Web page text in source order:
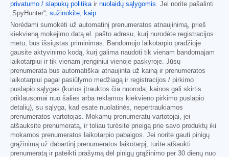
privatumo / slapukų politikair nuolaidų sąlygomis. Jei norite pašalinti
„SpyHunter“, sužinokite, kaip.
Norėdami sumokėti už automatinį prenumeratos atnaujinimą, prieš
kiekvieną mokėjimo datą el. pašto adresu, kurį nurodėte registracijos
metu, bus išsiųstas priminimas. Bandomojo laikotarpio pradžioje
gausite aktyvinimo kodą, kurį galima naudoti tik vienam bandomajam
laikotarpiui ir tik vienam įrenginiui vienoje paskyroje. Jūsų
prenumerata bus automatiškai atnaujinta už kainą ir prenumeratos
laikotarpiui pagal pasiūlymo medžiagą ir registracijos / pirkimo
puslapio sąlygas (kurios įtrauktos čia nuoroda; kainos gali skirtis
priklausomai nuo šalies arba reklamos kiekvieno pirkimo puslapio
detalių), su sąlyga, kad esate nuolatinės, nepertraukiamos
prenumeratos vartotojas. Mokamų prenumeratų vartotojai, jei
atšauksite prenumeratą, ir toliau turėsite prieigą prie savo produktų iki
mokamos prenumeratos laikotarpio pabaigos. Jei norite gauti pinigų
grąžinimą už dabartinį prenumeratos laikotarpį, turite atšaukti
prenumeratą ir pateikti prašymą dėl pinigų grąžinimo per 30 dienų nuo